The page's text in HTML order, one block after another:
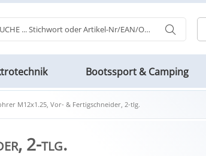
Bootssport & Camping
M12x1.25, Vor- & Fertigschneider, 2-tlg.
2-tlg.